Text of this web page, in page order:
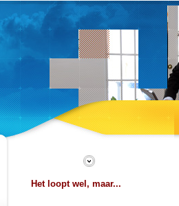
Het loopt wel, maar...